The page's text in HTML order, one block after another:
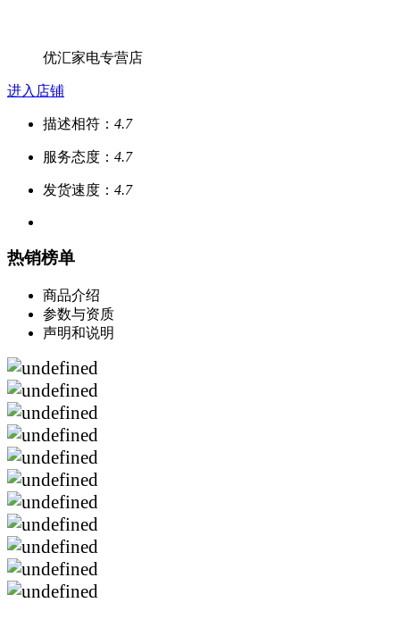
优汇家电专营店
进入店铺
描述相符： 4.7
服务态度： 4.7
发货速度： 4.7
热销榜单
商品介绍
参数与资质
声明和说明